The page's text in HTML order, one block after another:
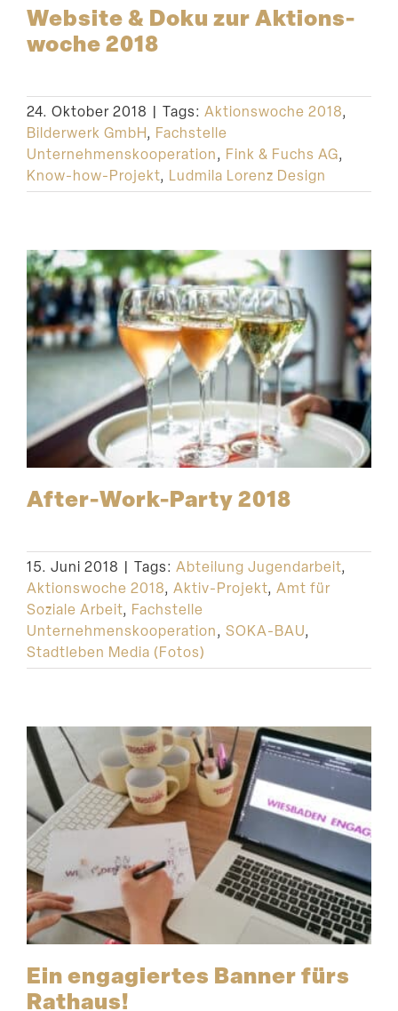
Website & Doku zur Aktions­
woche 2018
24. Oktober 2018 | Tags: Aktionswoche 2018,
Bilderwerk GmbH, Fachstelle
Unternehmenskooperation, Fink & Fuchs AG,
Know-how-Projekt, Ludmila Lorenz Design
After-Work-Party 2018
15. Juni 2018 | Tags: Abteilung Jugendarbeit,
Aktionswoche 2018, Aktiv-Projekt, Amt für
Soziale Arbeit, Fachstelle
Unternehmenskooperation, SOKA-BAU,
Stadtleben Media (Fotos)
Ein engagiertes Banner fürs
Rathaus!